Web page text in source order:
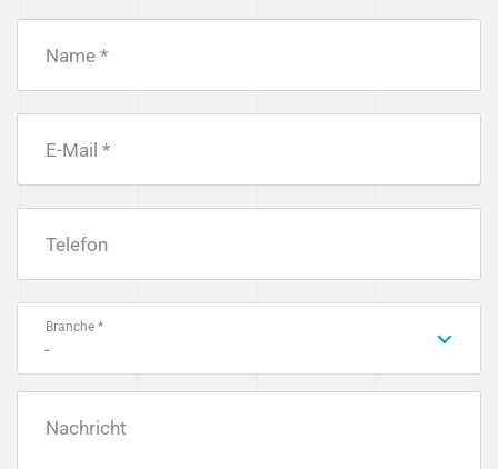
Name *
E-Mail *
Telefon
Branche *
-
Nachricht